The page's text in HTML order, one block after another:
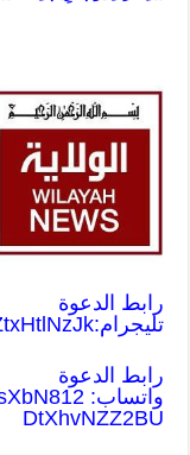
رابط الدعوة
تليجرام:
رابط الدعوة
واتساب:
DtXhvNZZ2BU